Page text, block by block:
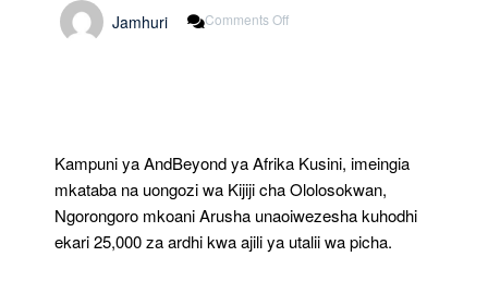
Jamhuri Comments Off
Kampuni ya AndBeyond ya Afrika Kusini, imeingia
mkataba na uongozi wa Kijiji cha Ololosokwan,
Ngorongoro mkoani Arusha unaoiwezesha kuhodhi
ekari 25,000 za ardhi kwa ajili ya utalii wa picha.